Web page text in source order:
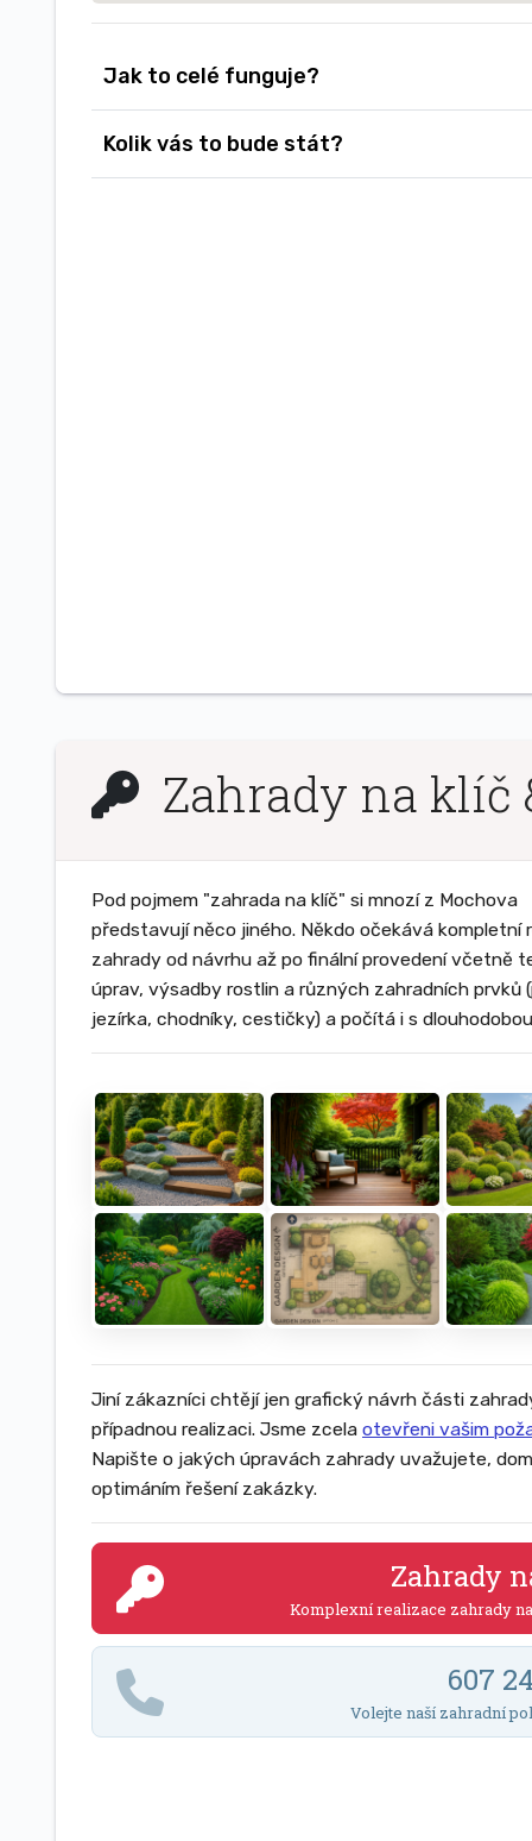
Jak to celé funguje?
Kolik vás to bude stát?
Zahrady na klíč
Pod pojmem "zahrada na klíč" si mnozí z Mochova
představují něco jiného. Někdo očekává kompletní
zahrady od návrhu až po finální provedení včetně
úprav, výsadby rostlin a různých zahradních prvků
jezírka, chodníky, cestičky) a počítá i s
Jiní zákazníci chtějí jen grafický návrh části
případnou realizaci. Jsme zcela otevřeni vašim
Napište o jakých úpravách zahrady uvažujete,
optimáním řešení zakázky.
Zahrady
Komplexní realizace zahrady
607
Volejte naší zahradní